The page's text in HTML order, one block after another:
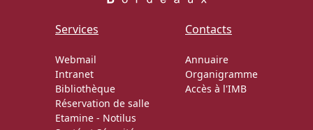
Services
Webmail
Intranet
Bibliothèque
Réservation de salle
Etamine - Notilus
Contacts
Annuaire
Organigramme
Accès à l'IMB